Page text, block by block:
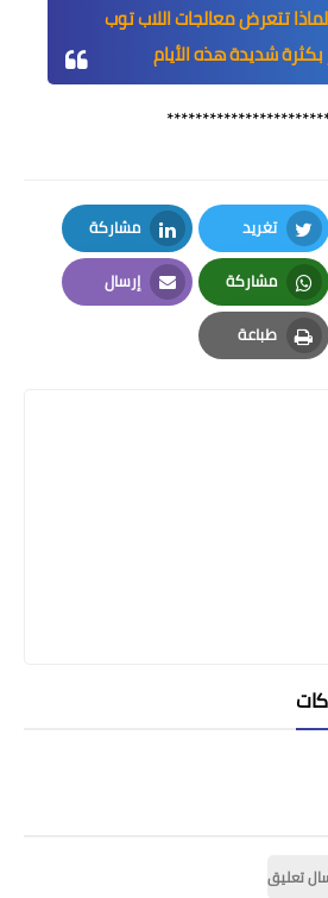
لماذا تتعرض معالجات اللاب توب
بكثرة شديدة هذه الأيام
تغريد
Twitter
مشاركة
LinkedIn
مشاركة
Whatsapp
إرسال
Email
طباعة
Print
تعليق